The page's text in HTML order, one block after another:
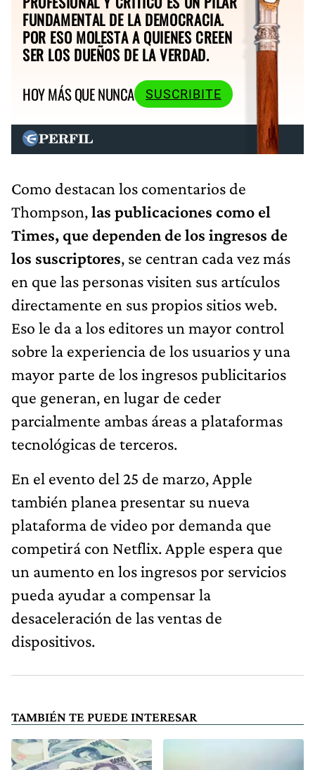
FUNDAMENTAL DE LA DEMOCRACIA.
POR ESO MOLESTA A QUIENES CREEN
SER LOS DUEÑOS DE LA VERDAD.
HOY MÁS QUE NUNCA
SUSCRIBITE
Como destacan los comentarios de
Thompson,las publicaciones como el
Times, que dependen de los ingresos de
los suscriptores, se centran cada vez más
en que las personas visiten sus artículos
directamente en sus propios sitios web.
Eso le da a los editores un mayor control
sobre la experiencia de los usuarios y una
mayor parte de los ingresos publicitarios
que generan, en lugar de ceder
parcialmente ambas áreas a plataformas
tecnológicas de terceros.
En el evento del 25 de marzo, Apple
también planea presentar su nueva
plataforma de video por demanda que
competirá con Netflix. Apple espera que
un aumento en los ingresos por servicios
pueda ayudar a compensar la
desaceleración de las ventas de
dispositivos.
TAMBIÉN TE PUEDE INTERESAR